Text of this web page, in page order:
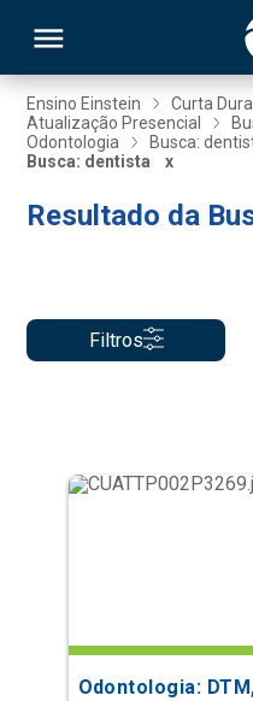
Ensino Einstein Curta
Atualização Presencial
Odontologia
Busca:
Busca: dentista
x
Resultado da
Filtros
Odontologia: DTM, Dor Orofacial e